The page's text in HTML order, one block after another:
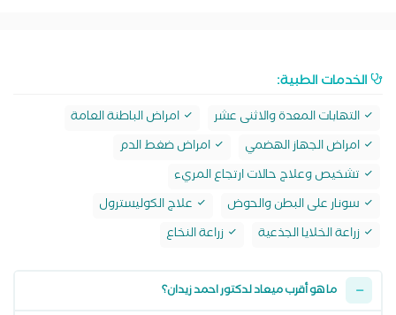
الخدمات الطبية:
التهابات المعدة والاثنى عشر
امراض الباطنة العامة
امراض الجهاز الهضمي
امراض ضغط الدم
تشخيص وعلاج حالات ارتجاع المريء
سونار على البطن والحوض
علاج الكوليسترول
زراعة الخلايا الجذعية
زراعة النخاع
ما هو أقرب ميعاد لدكتور احمد زيدان؟